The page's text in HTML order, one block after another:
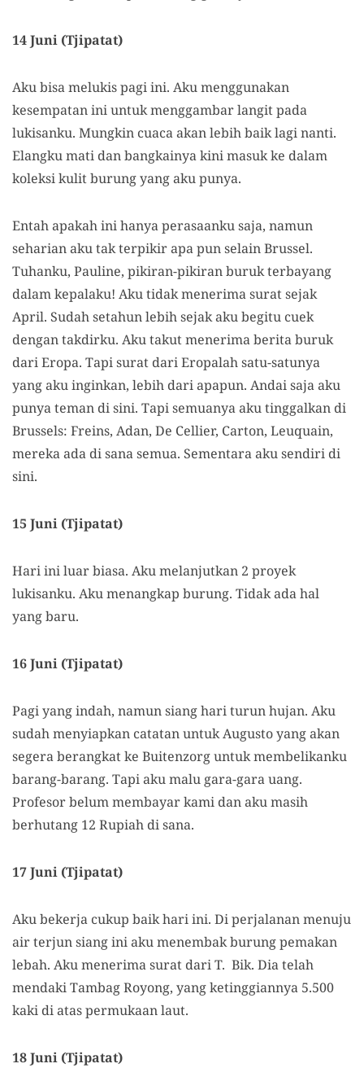
14 Juni (Tjipatat)
Aku bisa melukis pagi ini. Aku menggunakan
kesempatan ini untuk menggambar langit pada
lukisanku. Mungkin cuaca akan lebih baik lagi nanti.
Elangku mati dan bangkainya kini masuk ke dalam
koleksi kulit burung yang aku punya.
Entah apakah ini hanya perasaanku saja, namun
seharian aku tak terpikir apa pun selain Brussel.
Tuhanku, Pauline, pikiran-pikiran buruk terbayang
dalam kepalaku! Aku tidak menerima surat sejak
April. Sudah setahun lebih sejak aku begitu cuek
dengan takdirku. Aku takut menerima berita buruk
dari Eropa. Tapi surat dari Eropalah satu-satunya
yang aku inginkan, lebih dari apapun. Andai saja aku
punya teman di sini. Tapi semuanya aku tinggalkan di
Brussels: Freins, Adan, De Cellier, Carton, Leuquain,
mereka ada di sana semua. Sementara aku sendiri di
sini.
15 Juni (Tjipatat)
Hari ini luar biasa. Aku melanjutkan 2 proyek
lukisanku. Aku menangkap burung. Tidak ada hal
yang baru.
16 Juni (Tjipatat)
Pagi yang indah, namun siang hari turun hujan. Aku
sudah menyiapkan catatan untuk Augusto yang akan
segera berangkat ke Buitenzorg untuk membelikanku
barang-barang. Tapi aku malu gara-gara uang.
Profesor belum membayar kami dan aku masih
berhutang 12 Rupiah di sana.
17 Juni (Tjipatat)
Aku bekerja cukup baik hari ini. Di perjalanan menuju
air terjun siang ini aku menembak burung pemakan
lebah. Aku menerima surat dari T. Bik. Dia telah
mendaki Tambag Royong, yang ketinggiannya 5.500
kaki di atas permukaan laut.
18 Juni (Tjipatat)